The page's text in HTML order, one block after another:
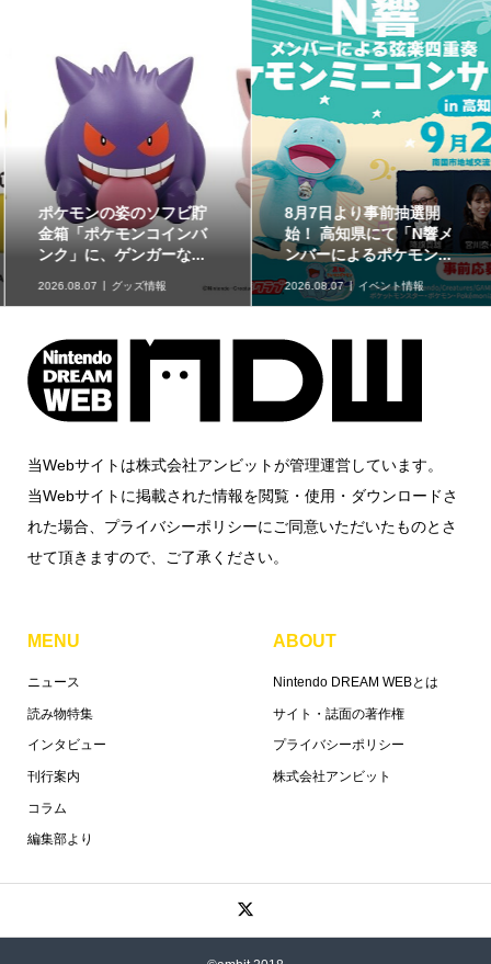
ポケモンの姿のソフビ貯
金箱「ポケモンコインバ
ンク」に、ゲンガーな...
2026.08.07 グッズ情報
8月7日より事前抽選開
始！ 高知県にて「N響メ
ンバーによるポケモン...
2026.08.07 イベント情報
当Webサイトは株式会社アンビットが管理運営しています。
当Webサイトに掲載された情報を閲覧・使用・ダウンロードさ
れた場合、プライバシーポリシーにご同意いただいたものとさ
せて頂きますので、ご了承ください。
MENU
ニュース
読み物特集
インタビュー
刊行案内
コラム
編集部より
ABOUT
Nintendo DREAM WEBとは
サイト・誌面の著作権
プライバシーポリシー
株式会社アンビット